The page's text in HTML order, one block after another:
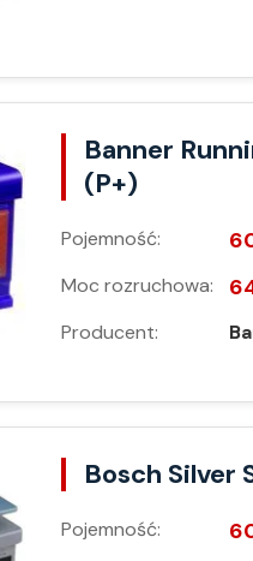
Banner
(P+)
Pojemność:
Moc rozruchowa:
Producent:
Bosch Silver
Pojemność: